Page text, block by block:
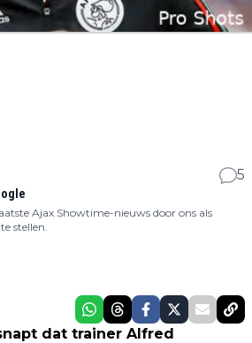
5
Ajax Showtime-nieuws door ons als
stellen.
dat trainer Alfred